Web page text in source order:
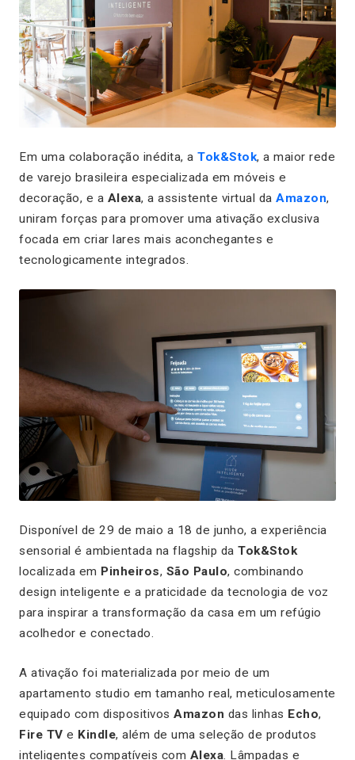
Em uma colaboração inédita, a Tok&Stok, a maior rede
de varejo brasileira especializada em móveis e
decoração, e a Alexa, a assistente virtual da Amazon,
uniram forças para promover uma ativação exclusiva
focada em criar lares mais aconchegantes e
tecnologicamente integrados.
Disponível de 29 de maio a 18 de junho, a experiência
sensorial é ambientada na flagship da Tok&Stok
localizada em Pinheiros, São Paulo, combinando
design inteligente e a praticidade da tecnologia de voz
para inspirar a transformação da casa em um refúgio
acolhedor e conectado.
A ativação foi materializada por meio de um
apartamento studio em tamanho real, meticulosamente
equipado com dispositivos Amazon das linhas Echo,
Fire TV e Kindle, além de uma seleção de produtos
inteligentes compatíveis com Alexa . Lâmpadas e